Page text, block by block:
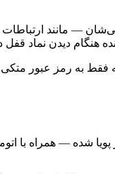
— مانند
فقط به رمز عبور
پویا شده — همراه